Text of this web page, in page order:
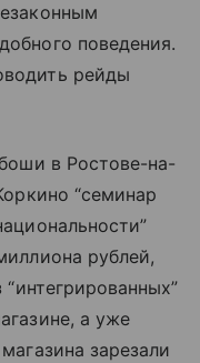
поведения.
рейды
в Ростове-на-
“семинар
рублей,
а уже
зарезали